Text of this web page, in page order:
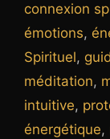
connexion
émotions,
Spirituel,
méditation,
intuitive,
énergétique,